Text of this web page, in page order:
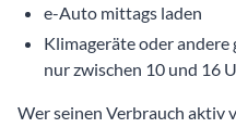
e-Auto mittags laden
Klimageräte oder
nur zwischen 10 und 16
Wer seinen Verbrauch aktiv